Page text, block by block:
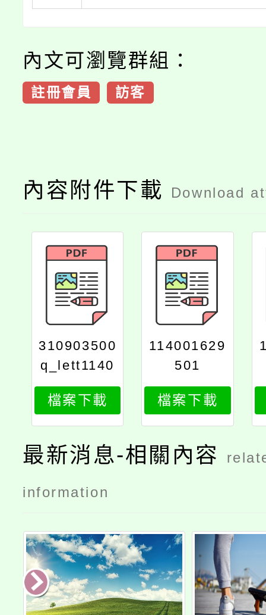
內文可瀏覽群組：
註冊會員 訪客
內容附件下載 Download
310903500
q_lett1140
016295s_p
rint
檔案下載
114001629
501
檔案下載
最新消息-相關內容
information